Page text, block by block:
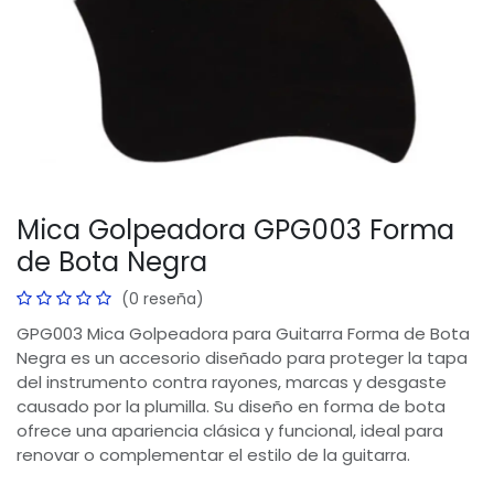
Mica Golpeadora GPG003 Forma
de Bota Negra
(0 reseña)
GPG003 Mica Golpeadora para Guitarra Forma de Bota
Negra es un accesorio diseñado para proteger la tapa
del instrumento contra rayones, marcas y desgaste
causado por la plumilla. Su diseño en forma de bota
ofrece una apariencia clásica y funcional, ideal para
renovar o complementar el estilo de la guitarra.